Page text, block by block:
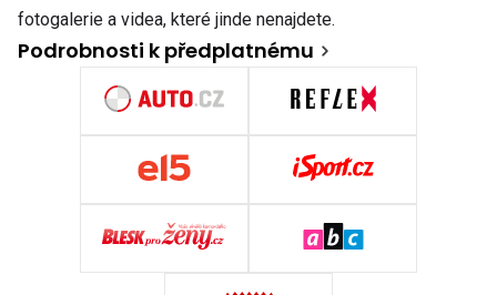
fotogalerie a videa, které jinde nenajdete.
Podrobnosti k předplatnému